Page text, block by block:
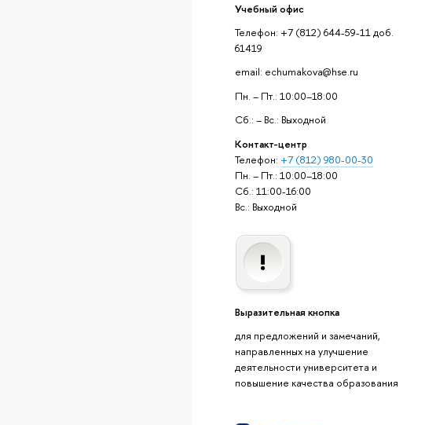
Учебный офис
Телефон: +7 (812) 644-59-11 доб.
61419
email: echumakova@hse.ru
Пн. – Пт.: 10:00–18:00
Сб.: – Вс.: Выходной
Контакт-центр
Телефон: +7 (812) 980-00-30
Пн. – Пт.: 10:00–18:00
Сб.: 11:00-16:00
Вс.: Выходной
Выразительная кнопка
для предложений и замечаний,
направленных на улучшение
деятельности университета и
повышение качества образования